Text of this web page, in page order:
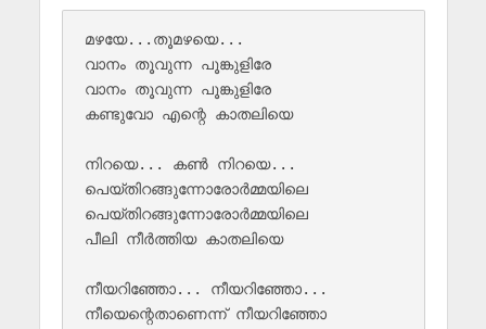
മഴയേ...തൂമഴയെ...
വാനം തൂവുന്ന പൂങ്കുളിരേ
വാനം തൂവുന്ന പൂങ്കുളിരേ
കണ്ടുവോ എന്റെ കാതലിയെ
നിറയെ... കണ്‍ നിറയെ...
പെയ്തിറങ്ങുന്നോരോർമ്മയിലെ
പെയ്തിറങ്ങുന്നോരോർമ്മയിലെ
പീലി നീർത്തിയ കാതലിയെ
നീയറിഞ്ഞോ... നീയറിഞ്ഞോ...
നീയെന്റെതാണെന്ന് നീയറിഞ്ഞോ